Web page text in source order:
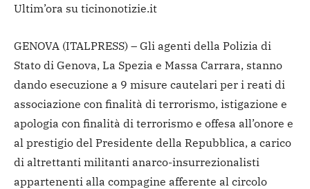
Ultim’ora su ticinonotizie.it
GENOVA (ITALPRESS) – Gli agenti della Polizia di
Stato di Genova, La Spezia e Massa Carrara, stanno
dando esecuzione a 9 misure cautelari per i reati di
associazione con finalità di terrorismo, istigazione e
apologia con finalità di terrorismo e offesa all’onore e
al prestigio del Presidente della Repubblica, a carico
di altrettanti militanti anarco-insurrezionalisti
appartenenti alla compagine afferente al circolo